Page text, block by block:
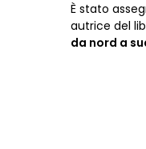
È stato
autrice del
da nord a